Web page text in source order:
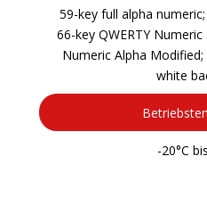
59-key full alpha
66-key QWERTY
Numeric Alpha
white
-20°C